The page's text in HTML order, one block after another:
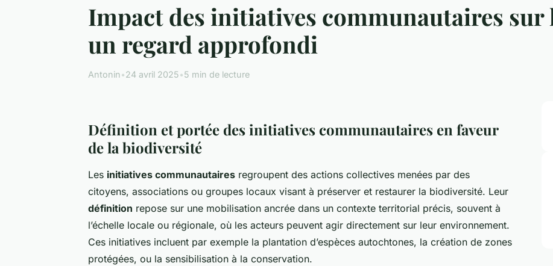
Impact des initiatives communautaires sur
un regard approfondi
Antonin•24 avril 2025•5 min de lecture
Définition et portée des initiatives communautaires en faveur
de la biodiversité
Les initiatives communautaires regroupent des actions collectives menées par des
citoyens, associations ou groupes locaux visant à préserver et restaurer la biodiversité. Leur
définition repose sur une mobilisation ancrée dans un contexte territorial précis, souvent à
l’échelle locale ou régionale, où les acteurs peuvent agir directement sur leur environnement.
Ces initiatives incluent par exemple la plantation d’espèces autochtones, la création de zones
protégées, ou la sensibilisation à la conservation.